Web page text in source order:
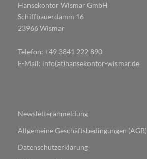
Hansekontor Wismar GmbH
Schiffbauerdamm 16
23966 Wismar
Telefon: +49 3841 222 890
E-Mail: info(at)hansekontor-wismar.de
Newsletteranmeldung
Allgemeine Geschäftsbedingungen (AGB)
Datenschutzerklärung